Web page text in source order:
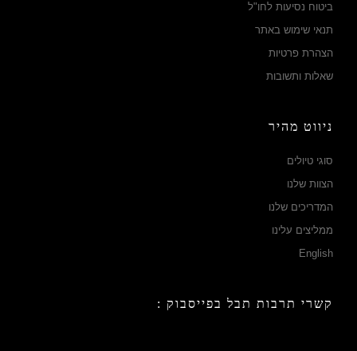
ביטוח נסיעות לחו"ל
תנאי שימוש באתר
הצהרת פרטיות
שאלות ותשובות
ניווט מהיר
סוגי טיולים
הצוות שלנו
המדריכים שלנו
ממליצים עלינו
English
קשרי תרבות תבל בפייסבוק :